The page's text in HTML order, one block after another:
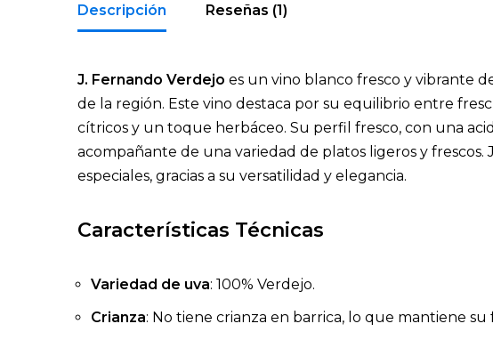
Descripción Reseñas (1)
J. Fernando Verdejo es un vino blanco fresco y vibrante
de la región. Este vino destaca por su equilibrio entre
cítricos y un toque herbáceo. Su perfil fresco, con una
acompañante de una variedad de platos ligeros y
especiales, gracias a su versatilidad y elegancia.
Características Técnicas
Variedad de uva: 100% Verdejo.
Crianza: No tiene crianza en barrica, lo que mantiene